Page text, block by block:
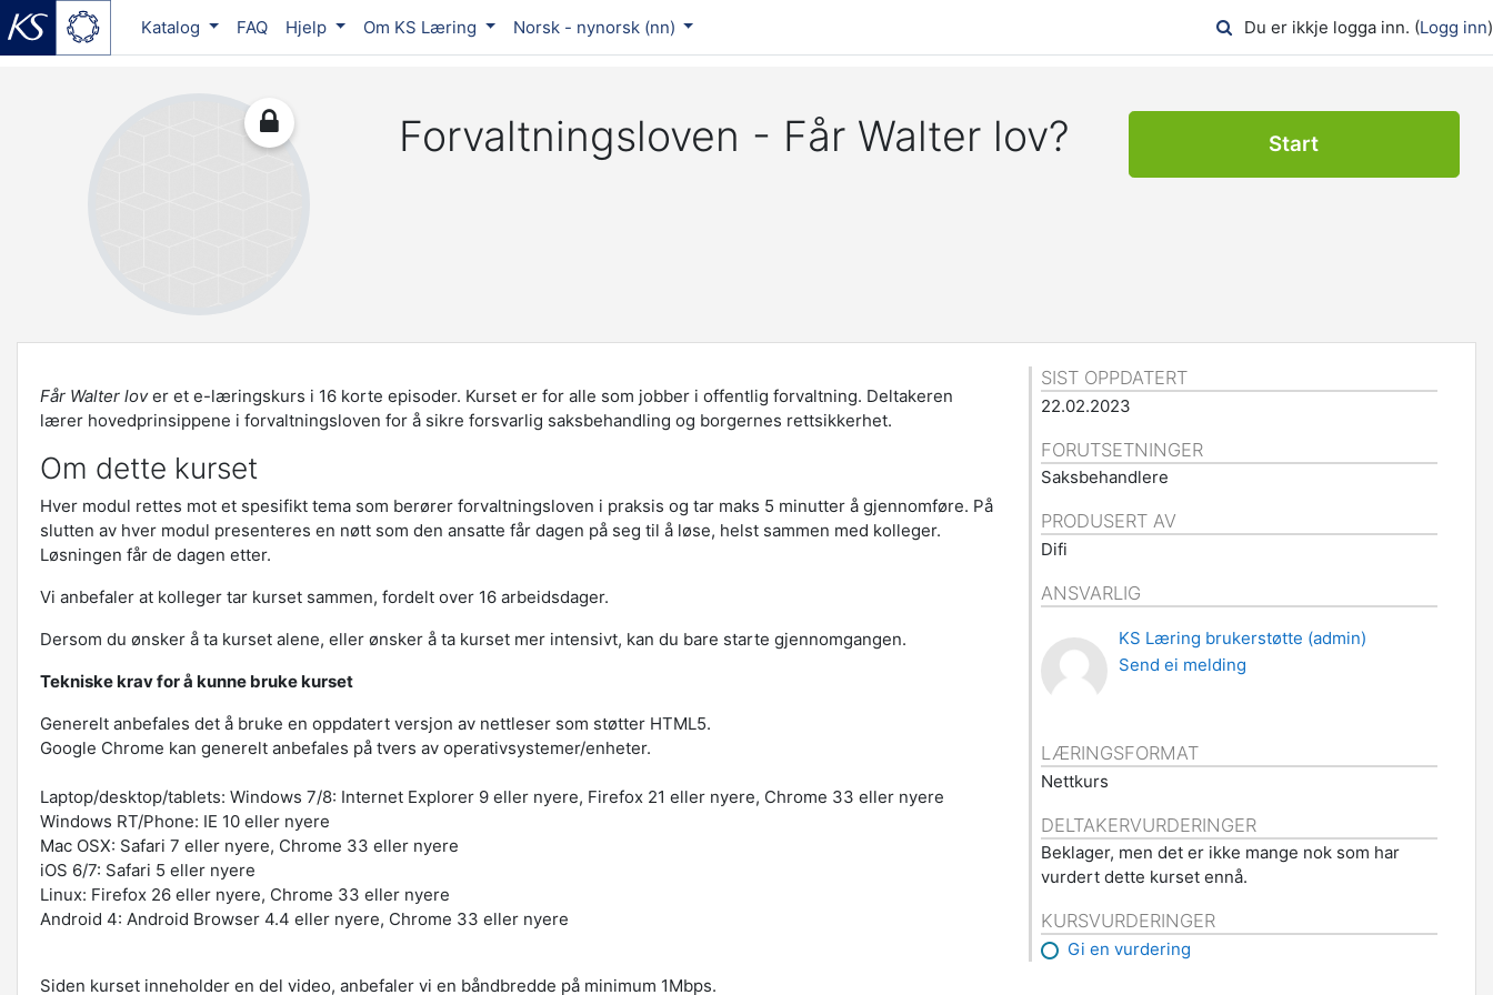
Katalog FAQ Hjelp Om KS Læring Norsk - nynorsk ‎(nn)‎ Du er ikkje logga inn. (Logg inn)
Forvaltningsloven - Får Walter lov? Start
Får Walter lover et e-læringskurs i 16 korte episoder. Kurset er for alle som jobber i offentlig forvaltning. Deltakeren
lærer hovedprinsippene i forvaltningsloven for å sikre forsvarlig saksbehandling og borgernes rettsikkerhet.
Om dette kurset
Hver modul rettes mot et spesifikt tema som berører forvaltningsloven i praksis og tar maks 5 minutter å gjennomføre. På
slutten av hver modul presenteres en nøtt som den ansatte får dagen på seg til å løse, helst sammen med kolleger.
Løsningen får de dagen etter.
Vi anbefaler at kolleger tar kurset sammen, fordelt over 16 arbeidsdager.
Dersom du ønsker å ta kurset alene, eller ønsker å ta kurset mer intensivt, kan du bare starte gjennomgangen.
Tekniske krav for å kunne bruke kurset
Generelt anbefales det å bruke en oppdatert versjon av nettleser som støtter HTML5.
Google Chrome kan generelt anbefales på tvers av operativsystemer/enheter.
Laptop/desktop/tablets: Windows 7/8: Internet Explorer 9 eller nyere, Firefox 21 eller nyere, Chrome 33 eller nyere
Windows RT/Phone: IE 10 eller nyere
Mac OSX: Safari 7 eller nyere, Chrome 33 eller nyere
iOS 6/7: Safari 5 eller nyere
Linux: Firefox 26 eller nyere, Chrome 33 eller nyere
Android 4: Android Browser 4.4 eller nyere, Chrome 33 eller nyere
Siden kurset inneholder en del video, anbefaler vi en båndbredde på minimum 1Mbps.
SIST OPPDATERT
22.02.2023
FORUTSETNINGER
Saksbehandlere
PRODUSERT AV
Difi
ANSVARLIG
KS Læring brukerstøtte (admin)
Send ei melding
LÆRINGSFORMAT
Nettkurs
DELTAKERVURDERINGER
Beklager, men det er ikke mange nok som har
vurdert dette kurset ennå.
KURSVURDERINGER
Gi en vurdering